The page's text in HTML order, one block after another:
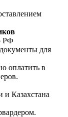
РФ
для
оплатить в
и Казахстана